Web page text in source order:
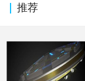
推荐